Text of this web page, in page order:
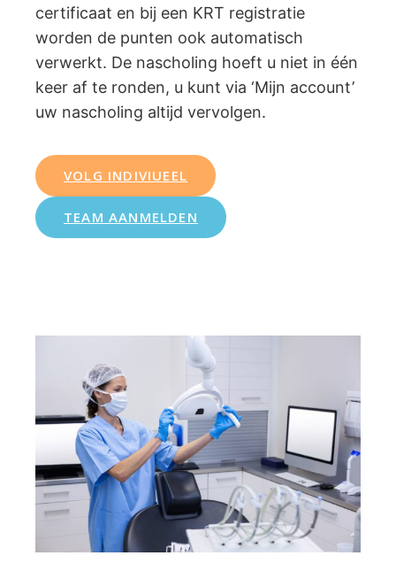
certificaat en bij een KRT registratie
worden de punten ook automatisch
verwerkt. De nascholing hoeft u niet in één
keer af te ronden, u kunt via ‘Mijn account’
uw nascholing altijd vervolgen.
VOLG INDIVIUEEL
TEAM AANMELDEN